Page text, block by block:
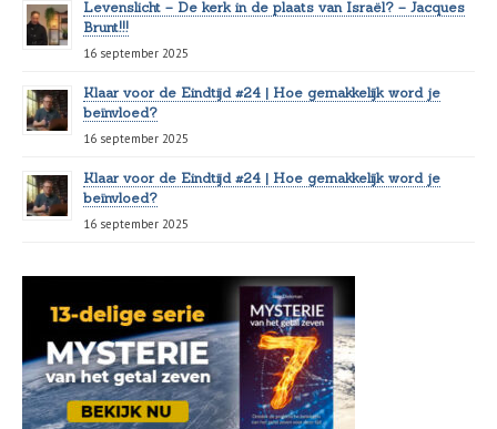
Levenslicht – De kerk in de plaats van Israël? – Jacques
Brunt!!!
16 september 2025
Klaar voor de Eindtijd #24 | Hoe gemakkelijk word je
beïnvloed?
16 september 2025
Klaar voor de Eindtijd #24 | Hoe gemakkelijk word je
beïnvloed?
16 september 2025